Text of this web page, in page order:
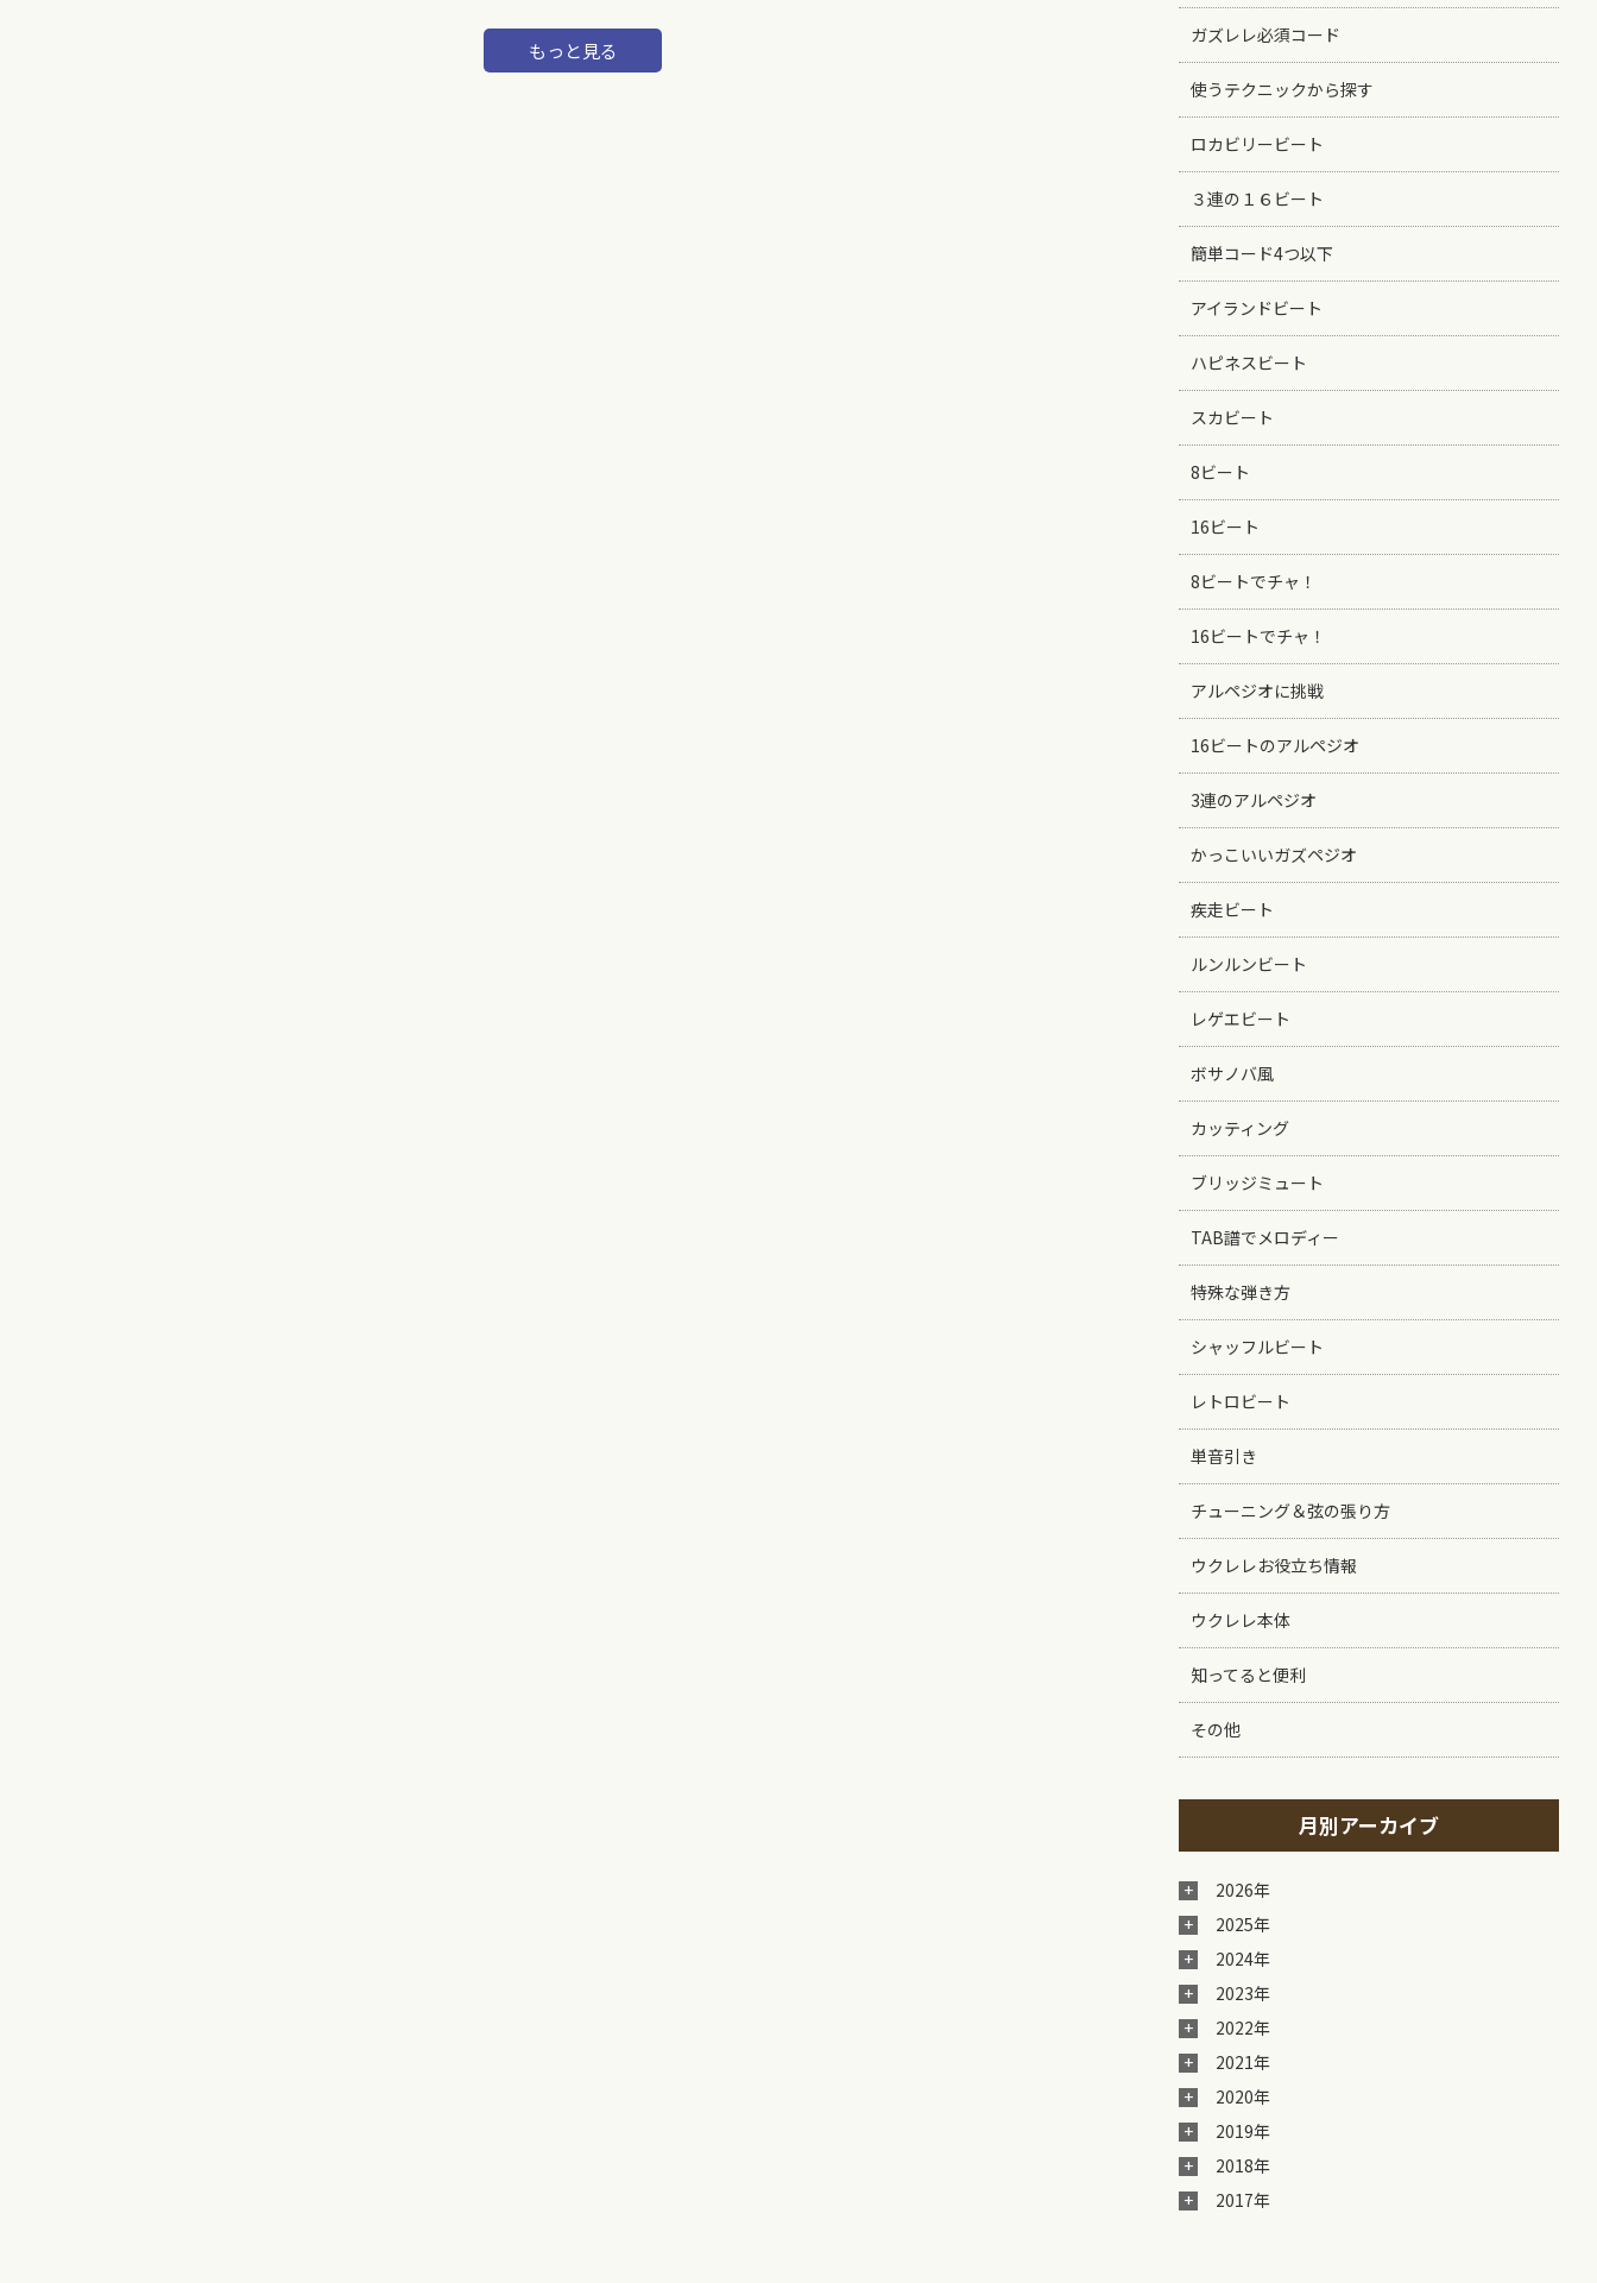
もっと見る
ガズレレ必須コード
使うテクニックから探す
ロカビリービート
３連の１６ビート
簡単コード4つ以下
アイランドビート
ハピネスビート
スカビート
8ビート
16ビート
8ビートでチャ！
16ビートでチャ！
アルペジオに挑戦
16ビートのアルペジオ
3連のアルペジオ
かっこいいガズペジオ
疾走ビート
ルンルンビート
レゲエビート
ボサノバ風
カッティング
ブリッジミュート
TAB譜でメロディー
特殊な弾き方
シャッフルビート
レトロビート
単音引き
チューニング＆弦の張り方
ウクレレお役立ち情報
ウクレレ本体
知ってると便利
その他
月別アーカイブ
2026年
2025年
2024年
2023年
2022年
2021年
2020年
2019年
2018年
2017年